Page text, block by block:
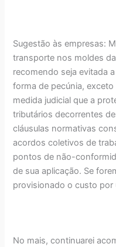
Sugestão às empresas:
transporte nos moldes
recomendo seja evitada
forma de pecúnia,
medida judicial que a
tributários decorrentes
cláusulas normativas
acordos coletivos de
pontos de não-
de sua aplicação. Se
provisionado o custo por
No mais, continuarei